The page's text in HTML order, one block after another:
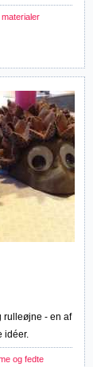
rulleøjne - en af
idéer.
og fedte